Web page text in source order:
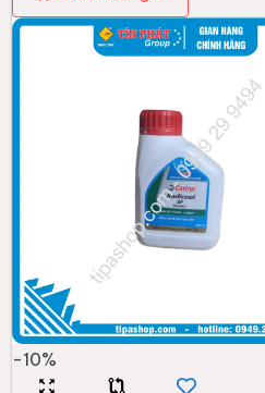
Nước làm mát CASTROL
51.000đ
Thêm vào giỏ